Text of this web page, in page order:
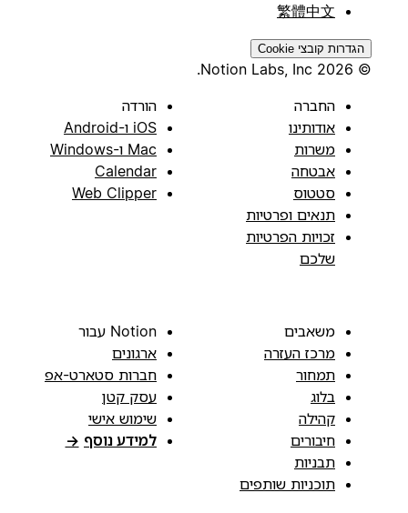
繁體中文
הגדרות קובצי Cookie
© 2026 Notion Labs, Inc.
החברה
אודותינו
משרות
אבטחה
סטטוס
תנאים ופרטיות
זכויות הפרטיות
שלכם
הורדה
iOS ו-Android
Mac ו-Windows
Calendar
Web Clipper
משאבים
מרכז העזרה
תמחור
בלוג
קהילה
חיבורים
תבניות
תוכניות שותפים
Notion עבור
ארגונים
חברות סטארט-אפ
עסק קטן
שימוש אישי
למידע נוסף →